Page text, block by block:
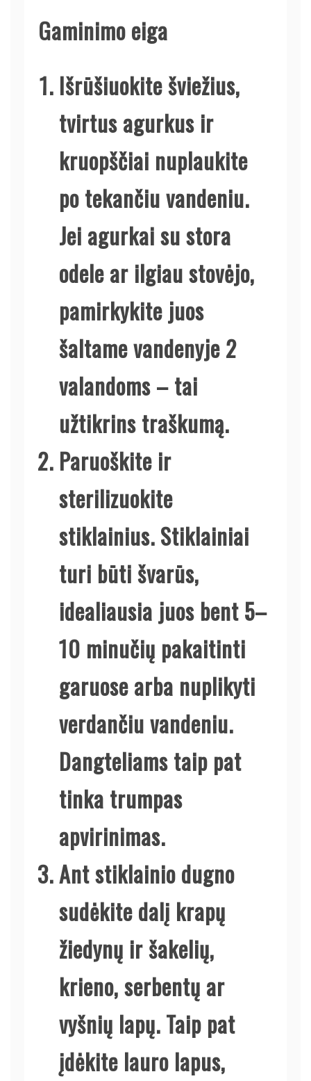
Gaminimo eiga
Išrūšiuokite šviežius,
tvirtus agurkus ir
kruopščiai nuplaukite
po tekančiu vandeniu.
Jei agurkai su stora
odele ar ilgiau stovėjo,
pamirkykite juos
šaltame vandenyje 2
valandoms – tai
užtikrins traškumą.
Paruoškite ir
sterilizuokite
stiklainius. Stiklainiai
turi būti švarūs,
idealiausia juos bent 5–
10 minučių pakaitinti
garuose arba nuplikyti
verdančiu vandeniu.
Dangteliams taip pat
tinka trumpas
apvirinimas.
Ant stiklainio dugno
sudėkite dalį krapų
žiedynų ir šakelių,
krieno, serbentų ar
vyšnių lapų. Taip pat
įdėkite lauro lapus,